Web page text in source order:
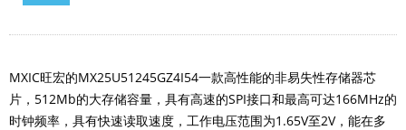
MXIC旺宏的MX25U51245GZ4I54一款高性能的非易失性存储器芯
片 ，512Mb的大存储容量，具有高速的SPI接口和最高可达166MHz的
时钟频率，具有快速读取速度，工作电压范围为1.65V至2V，能在多